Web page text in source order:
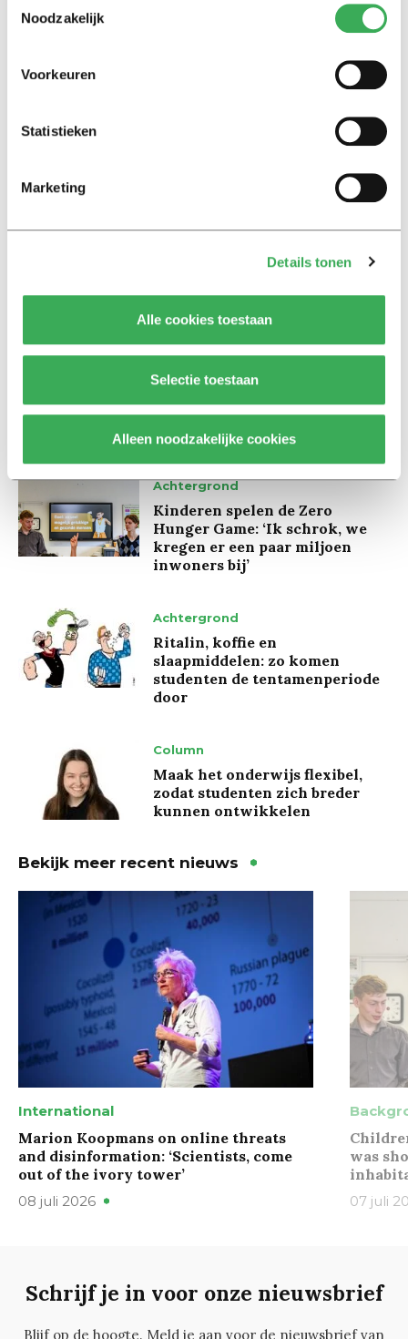
Noodzakelijk
Voorkeuren
Statistieken
Marketing
Details tonen
Alle cookies toestaan
Selectie toestaan
Alleen noodzakelijke cookies
De discussie over wel of geen online hoorcollege is op
gang gekomen. Tot nu toe krijgt de hoogleraar niet veel
steun, want ook de LSVb-voorzitter Kai Heijneman
vindt een online college geen optie. Hij zegt in de
zijn van het contact tussen docenten en studenten.
Interview
Marion Koopmans over online
‘Wetenschappers, kom die
ivoren toren uit’
Achtergrond
Kinderen spelen de Zero
Hunger Game: ‘Ik schrok, we
kregen er een paar miljoen
inwoners bij’
Achtergrond
Ritalin, koffie en
slaapmiddelen: zo komen
studenten de tentamenperiode
door
Column
Maak het onderwijs flexibel,
zodat studenten zich breder
kunnen ontwikkelen
Bekijk meer recent nieuws
International
Marion Koopmans on online threats
and disinformation: ‘Scientists, come
out of the ivory tower’
08 juli 2026
was
07 juli
Schrijf je in voor onze nieuwsbrief
Blijf op de hoogte. Meld je aan voor de nieuwsbrief van